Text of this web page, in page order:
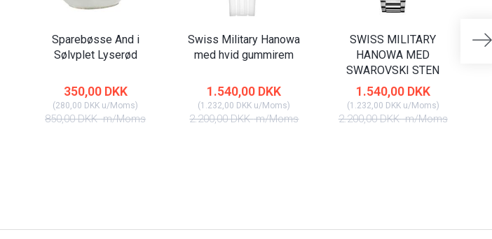
Sparebøsse And i
Sølvplet Lyserød
350,00 DKK
(280,00 DKK u/Moms)
850,00 DKKm/Moms
Swiss Military Hanowa
med hvid gummirem
1.540,00 DKK
(1.232,00 DKK u/Moms)
2.200,00 DKKm/Moms
SWISS MILITARY
HANOWA MED
SWAROVSKI STEN
1.540,00 DKK
(1.232,00 DKKu/Moms)
2.200,00 DKKm/Moms